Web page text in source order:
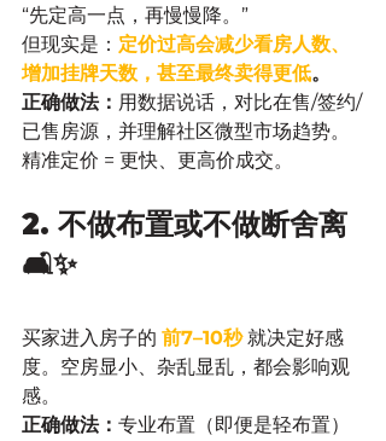
“先定高一点，再慢慢降。”
但现实是： 定价过高会减少看房人数、
增加挂牌天数，甚至最终卖得更低。
正确做法： 用数据说话，对比在售/签约/
已售房源，并理解社区微型市场趋势。
精准定价 = 更快、更高价成交。
2. 不做布置或不做断舍离
🛋️✨
买家进入房子的 前7–10秒 就决定好感
度。空房显小、杂乱显乱，都会影响观
感。
正确做法： 专业布置（即便是轻布置）